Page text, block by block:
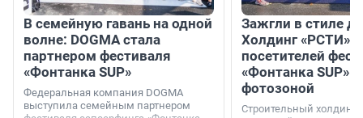
В семейную гавань на одной
волне: DOGMA стала
партнером фестиваля
«Фонтанка SUP»
Федеральная компания DOGMA
выступила семейным партнером
Зажгли в стиле
Холдинг «РСТИ»
посетителей
«Фонтанка SUP»
фотозоной
Строительный холдинг